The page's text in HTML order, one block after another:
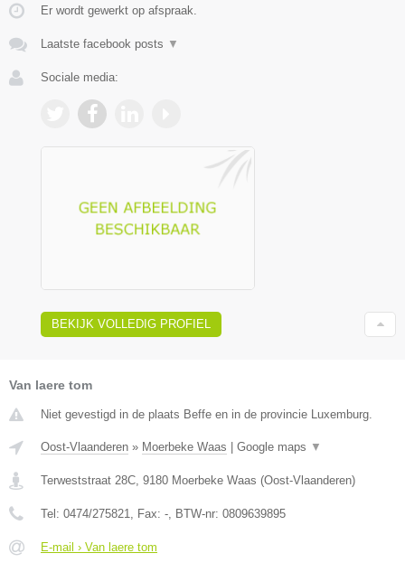
Er wordt gewerkt op afspraak.
Laatste facebook posts ▼
Sociale media:
BEKIJK VOLLEDIG PROFIEL
Van laere tom
Niet gevestigd in de plaats Beffe en in de provincie Luxemburg.
Oost-Vlaanderen » Moerbeke Waas | Google maps ▼
Terweststraat 28C 9180 Moerbeke Waas (Oost-Vlaanderen)
Tel: 0474/275821 , Fax: - , BTW-nr: 0809639895
E-mail › Van laere tom